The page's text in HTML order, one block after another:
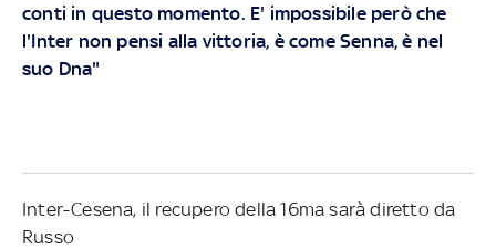
conti in questo momento. E' impossibile però che
l'Inter non pensi alla vittoria, è come Senna, è nel
suo Dna"
Inter-Cesena, il recupero della 16ma sarà diretto da
Russo